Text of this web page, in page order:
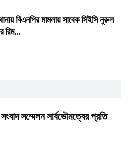
বিএনপির মামলায় সাবেক সিইসি নুরুল
রিম...
সম্মেলন সার্বভৌমত্বের প্রতি